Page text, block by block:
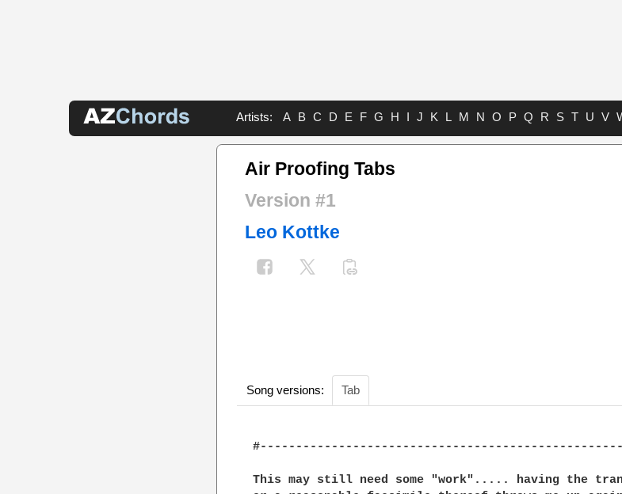
Artists: A B C D E F G H I J K L M N O P Q R S T U V
Air Proofing Tabs
Version #1
Leo Kottke
Song versions: Tab
This may still need some "work"..... having the